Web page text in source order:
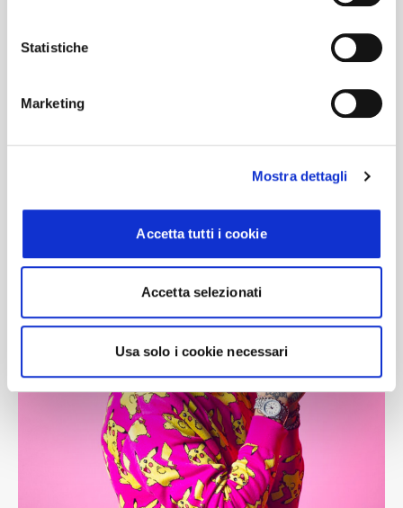
Statistiche
Marketing
Mostra dettagli
Accetta tutti i cookie
Accetta selezionati
Usa solo i cookie necessari